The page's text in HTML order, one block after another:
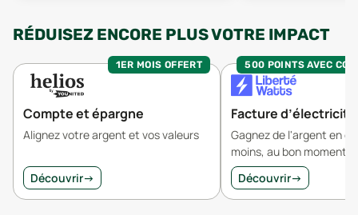
RÉDUISEZ ENCORE PLUS VOTRE IMPACT
1ER MOIS OFFERT
Compte et épargne
Alignez votre argent et vos valeurs
Découvrir→
500 POINTS AVEC
Facture d’électricité
Gagnez de l'argent en
moins, au bon moment.
Découvrir→